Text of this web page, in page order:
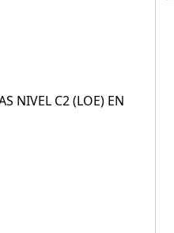
NIVEL C2 (LOE) EN